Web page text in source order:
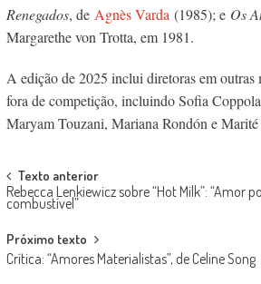
Renegados, de Agnès Varda(1985); e Os
Margarethe von Trotta, em 1981.
A edição de 2025 inclui diretoras em outras
fora de competição, incluindo Sofia
Maryam Touzani, Mariana Rondón e Marité
Post
navigation
Texto anterior
Rebecca Lenkiewicz sobre “Hot Milk”: “Amor
combustível”
Próximo texto
Crítica: “Amores Materialistas”, de Celine Song